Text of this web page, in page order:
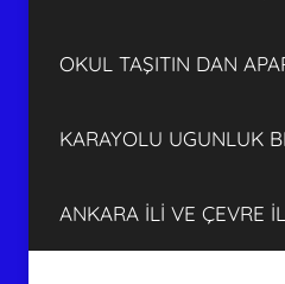
OKUL TAŞITIN DAN
KARAYOLU UGUNLUK
ANKARA İLİ VE ÇEVRE